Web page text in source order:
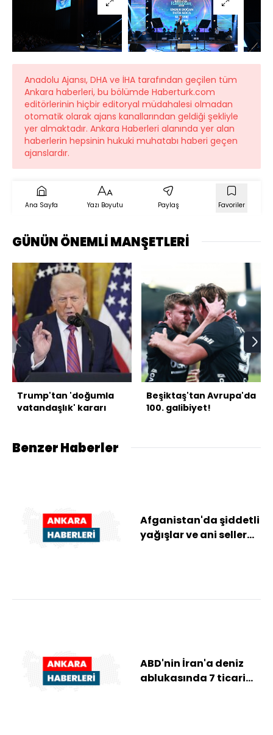
Anadolu Ajansı, DHA ve İHA tarafından geçilen tüm
Ankara haberleri, bu bölümde Haberturk.com
editörlerinin hiçbir editoryal müdahalesi olmadan
otomatik olarak ajans kanallarından geldiği şekliyle
yer almaktadır. Ankara Haberleri alanında yer alan
haberlerin hepsinin hukuki muhatabı haberi geçen
ajanslardır.
Ana Sayfa Yazı Boyutu Paylaş Favoriler
GÜNÜN ÖNEMLİ MANŞETLERİ
Trump'tan 'doğumla
vatandaşlık' kararı
Beşiktaş'tan Avrupa'da
100. galibiyet!
Benzer Haberler
Afganistan'da şiddetli
yağışlar ve ani seller
ABD'nin İran'a deniz
ablukasında 7 ticari